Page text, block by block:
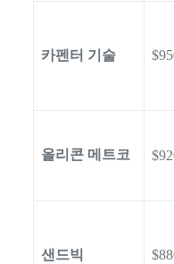
카펜터 기술
올리콘 메트코
샌드빅